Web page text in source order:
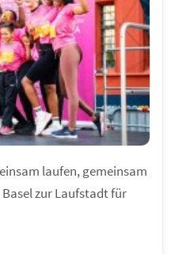
laufen, gemeinsam
Basel zur Laufstadt für